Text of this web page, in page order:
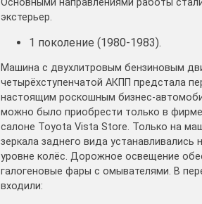
Основными направлениями работы
экстерьер.
1 поколение (1980-1983).
Машина с двухлитровым бензиновым
четырёхступенчатой АКПП предстала
настоящим роскошным бизнес-
можно было приобрести только в
салоне Toyota Vista Store. Только на
зеркала заднего вида устанавливались
уровне колёс. Дорожное освещение
галогеновые фары с омывателями. В
входили: